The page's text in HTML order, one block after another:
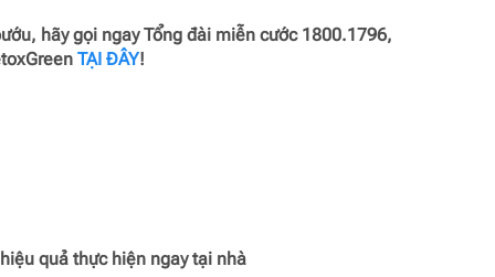
hãy gọi ngay Tổng đài miễn cước 1800.1796,
TẠI ĐÂY!
quả thực hiện ngay tại nhà